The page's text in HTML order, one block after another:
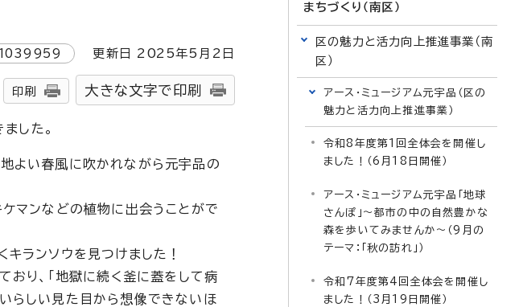
更新日 2025年5月2日
印刷 大きな文字で印刷
した。
よい春風に吹かれながら元宇品の
マンなどの植物に出会うことがで
ランソウを見つけました！
おり、「地獄に続く釜に蓋をして病
らしい見た目から想像できないほ
まちづくり（南区）
区の魅力と活力向上推進事業（南
区）
アース・ミュージアム元宇品（区の
魅力と活力向上推進事業）
令和8年度第1回全体会を開催し
ました！（6月18日開催）
アース・ミュージアム元宇品「地球
さんぽ」～都市の中の自然豊かな
森を歩いてみませんか～（9月の
テーマ：「秋の訪れ」）
令和7年度第4回全体会を開催し
ました！（3月19日開催）